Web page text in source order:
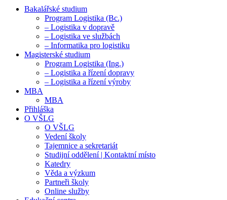
Bakalářské studium
Program Logistika (Bc.)
– Logistika v dopravě
– Logistika ve službách
– Informatika pro logistiku
Magisterské studium
Program Logistika (Ing.)
– Logistika a řízení dopravy
– Logistika a řízení výroby
MBA
MBA
Přihláška
O VŠLG
O VŠLG
Vedení školy
Tajemnice a sekretariát
Studijní oddělení | Kontaktní místo
Katedry
Věda a výzkum
Partneři školy
Online služby